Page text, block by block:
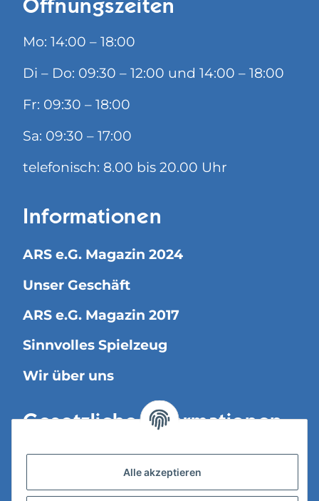
Öffnungszeiten
Mo: 14:00 – 18:00
Di – Do: 09:30 – 12:00 und 14:00 – 18:00
Fr: 09:30 – 18:00
Sa: 09:30 – 17:00
telefonisch: 8.00 bis 20.00 Uhr
Informationen
ARS e.G. Magazin 2024
Unser Geschäft
ARS e.G. Magazin 2017
Sinnvolles Spielzeug
Wir über uns
Gesetzliche Informationen
Versandinformationen
Datenschutz
Alle akzeptieren